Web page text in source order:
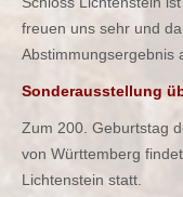
freuen uns sehr und
Abstimmungsergebnis
Sonderausstellung
Zum 200. Geburtstag
von Württemberg
Lichtenstein statt.